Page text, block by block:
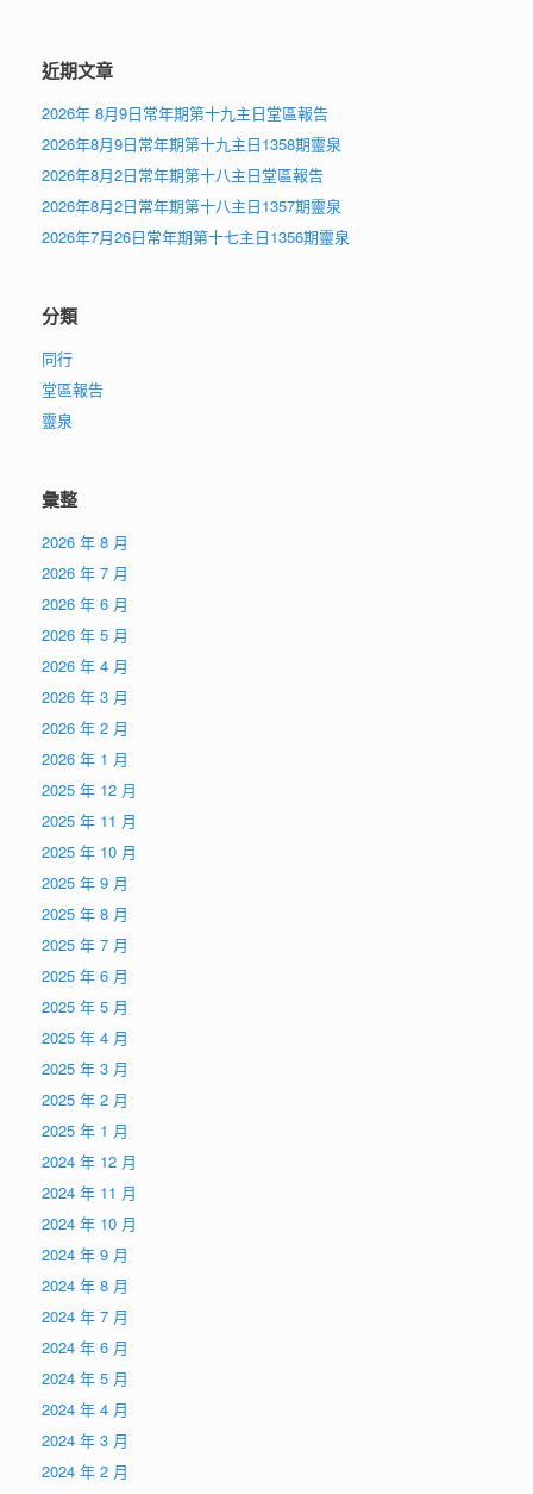
近期文章
2026年 8月9日常年期第十九主日堂區報告
2026年8月9日常年期第十九主日1358期靈泉
2026年8月2日常年期第十八主日堂區報告
2026年8月2日常年期第十八主日1357期靈泉
2026年7月26日常年期第十七主日1356期靈泉
分類
同行
堂區報告
靈泉
彙整
2026 年 8 月
2026 年 7 月
2026 年 6 月
2026 年 5 月
2026 年 4 月
2026 年 3 月
2026 年 2 月
2026 年 1 月
2025 年 12 月
2025 年 11 月
2025 年 10 月
2025 年 9 月
2025 年 8 月
2025 年 7 月
2025 年 6 月
2025 年 5 月
2025 年 4 月
2025 年 3 月
2025 年 2 月
2025 年 1 月
2024 年 12 月
2024 年 11 月
2024 年 10 月
2024 年 9 月
2024 年 8 月
2024 年 7 月
2024 年 6 月
2024 年 5 月
2024 年 4 月
2024 年 3 月
2024 年 2 月